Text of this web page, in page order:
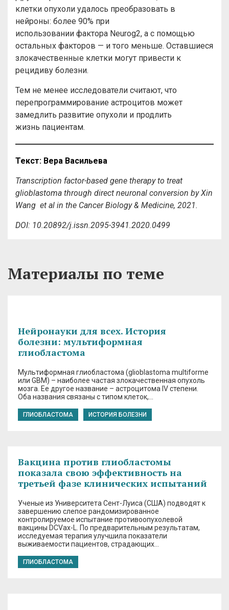
клетки опухоли удалось преобразовать в
нейроны: более 90% при
использовании фактора Neurog2, а с помощью
остальных факторов — и того меньше. Оставшиеся
злокачественные клетки могут привести к
рецидиву болезни.
Тем не менее исследователи считают, что
перепрограммирование астроцитов может
замедлить развитие опухоли и продлить
жизнь пациентам.
Текст: Вера Васильева
Transcription factor-based gene therapy to treat
glioblastoma through direct neuronal conversion byXin
Wang et al in the Cancer Biology & Medicine, 2021.
DOI: 10.20892/j.issn.2095-3941.2020.0499
Материалы по теме
Нейронауки для всех. История
болезни: мультиформная
глиобластома
Мультиформная глиобластома (glioblastoma multiforme
или GBM) – наиболее частая злокачественная опухоль
мозга. Ее другое название – астроцитома IV степени.
Оба названия связаны с типом клеток,…
ГЛИОБЛАСТОМА ИСТОРИЯ БОЛЕЗНИ
Вакцина против глиобластомы
показала свою эффективность на
третьей фазе клинических испытаний
Ученые из Университета Сент-Луиса (США) подводят к
завершению слепое рандомизированное
контролируемое испытание противоопухолевой
вакцины DCVax-L. По предварительным результатам,
исследуемая терапия улучшила показатели
выживаемости пациентов, страдающих…
ГЛИОБЛАСТОМА